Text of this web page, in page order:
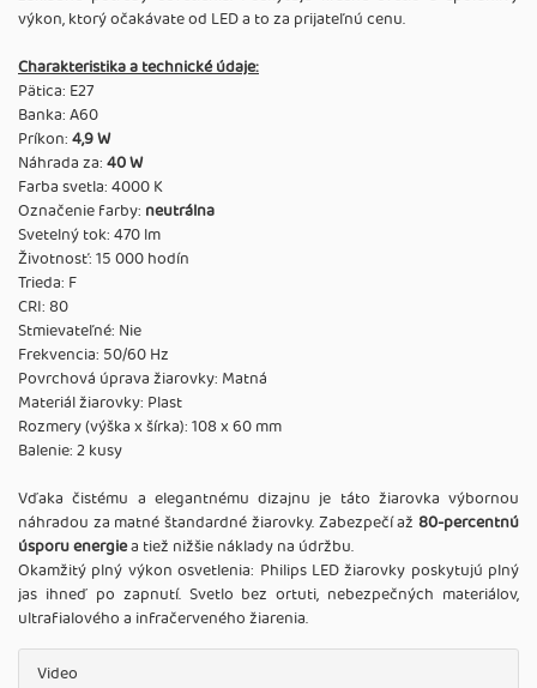
výkon, ktorý očakávate od LED a to za prijateľnú cenu.
Charakteristika a technické údaje:
Pätica: E27
Banka: A60
Príkon:4,9 W
Náhrada za:40 W
Farba svetla: 4000 K
Označenie farby: neutrálna
Svetelný tok: 470 lm
Životnosť: 15 000 hodín
Trieda: F
CRI: 80
Stmievateľné: Nie
Frekvencia: 50/60 Hz
Povrchová úprava žiarovky: Matná
Materiál žiarovky: Plast
Rozmery (výška x šírka): 108 x 60 mm
Balenie: 2 kusy
Vďaka čistému a elegantnému dizajnu je táto žiarovka výbornou
náhradou za matné štandardné žiarovky. Zabezpečí až 80-percentnú
úsporu energiea tiež nižšie náklady na údržbu.
Okamžitý plný výkon osvetlenia: Philips LED žiarovky poskytujú plný
jas ihneď po zapnutí. Svetlo bez ortuti, nebezpečných materiálov,
ultrafialového a infračerveného žiarenia.
Video